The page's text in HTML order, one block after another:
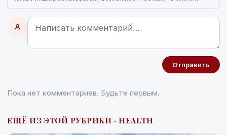
Отправить
Пока нет комментариев. Будьте первым.
ЕЩЁ ИЗ ЭТОЙ РУБРИКИ · HEALTH